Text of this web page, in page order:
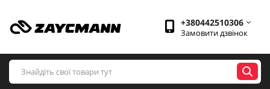
+380442510306
Замовити дзвінок